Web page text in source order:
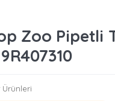
Zoo Pipetli
Ürünleri